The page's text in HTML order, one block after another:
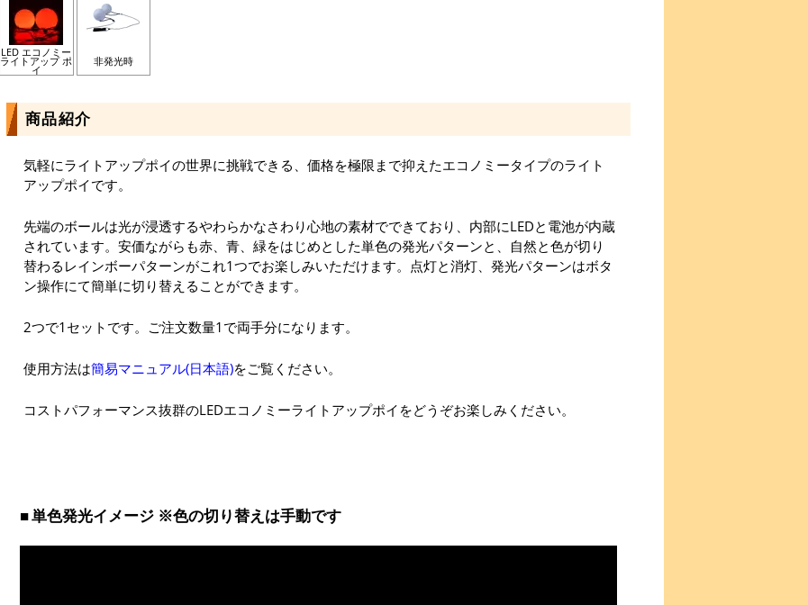
LED エコノミー
ライトアップ ポ
イ
非発光時
商品紹介
気軽にライトアップポイの世界に挑戦できる、価格を極限まで抑えたエコノミータイプのライト
アップポイです。
先端のボールは光が浸透するやわらかなさわり心地の素材でできており、内部にLEDと電池が内蔵
されています。安価ながらも赤、青、緑をはじめとした単色の発光パターンと、自然と色が切り
替わるレインボーパターンがこれ1つでお楽しみいただけます。点灯と消灯、発光パターンはボタ
ン操作にて簡単に切り替えることができます。
2つで1セットです。ご注文数量1で両手分になります。
使用方法は簡易マニュアル(日本語)をご覧ください。
コストパフォーマンス抜群のLEDエコノミーライトアップポイをどうぞお楽しみください。
単色発光イメージ ※色の切り替えは手動です